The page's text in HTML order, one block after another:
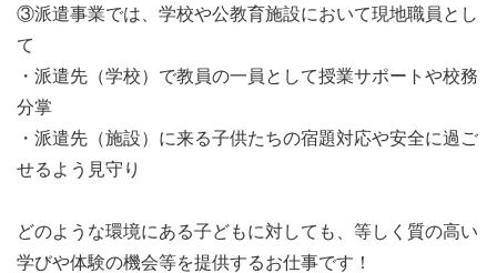
③派遣事業では、学校や公教育施設において現地職員とし
て
・派遣先（学校）で教員の一員として授業サポートや校務
分掌
・派遣先（施設）に来る子供たちの宿題対応や安全に過ご
せるよう見守り
どのような環境にある子どもに対しても、等しく質の高い
学びや体験の機会等を提供するお仕事です！